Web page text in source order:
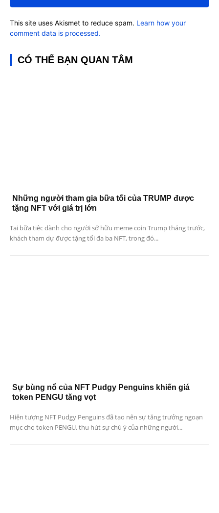
This site uses Akismet to reduce spam. Learn how your
comment data is processed.
CÓ THỂ BẠN QUAN TÂM
Những người tham gia bữa tối của TRUMP được
tặng NFT với giá trị lớn
Tại bữa tiệc dành cho người sở hữu meme coin Trump tháng trước,
khách tham dự được tặng tối đa ba NFT, trong đó...
Sự bùng nổ của NFT Pudgy Penguins khiến giá
token PENGU tăng vọt
Hiện tượng NFT Pudgy Penguins đã tạo nên sự tăng trưởng ngoạn
mục cho token PENGU, thu hút sự chú ý của những người...